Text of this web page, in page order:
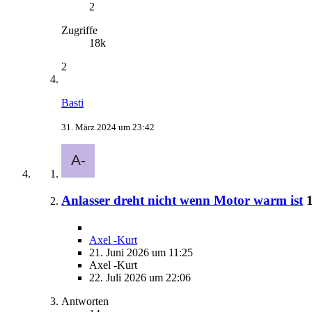
2
Zugriffe
18k
2
Basti
31. März 2024 um 23:42
Anlasser dreht nicht wenn Motor warm ist
Axel -Kurt
21. Juni 2026 um 11:25
Axel -Kurt
22. Juli 2026 um 22:06
Antworten